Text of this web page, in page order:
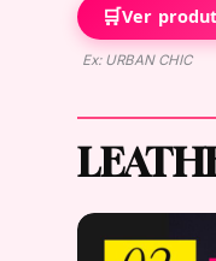
🛒Ver
Ex: URBAN CHIC